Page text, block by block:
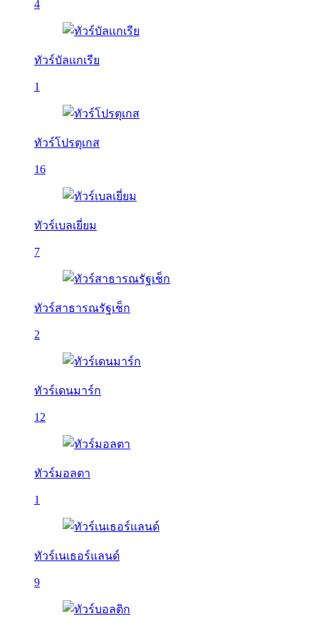
4
ทัวร์บัลเเกเรีย
1
ทัวร์โปรตุเกส
16
ทัวร์เบลเยี่ยม
7
ทัวร์สาธารณรัฐเช็ก
2
ทัวร์เดนมาร์ก
12
ทัวร์มอลตา
1
ทัวร์เนเธอร์แลนด์
9